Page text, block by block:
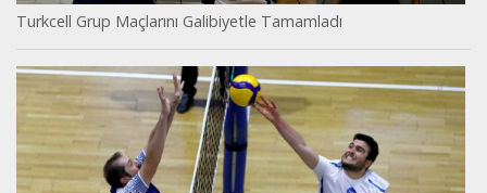
Turkcell Grup Maçlarını Galibiyetle Tamamladı